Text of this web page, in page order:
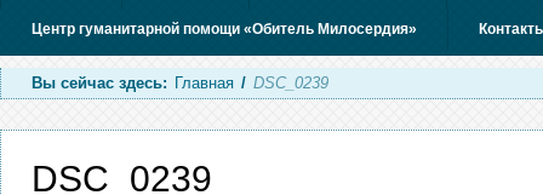
Центр гуманитарной помощи «Обитель Милосердия»
Вы сейчас здесь: Главная / DSC_0239
DSC_0239